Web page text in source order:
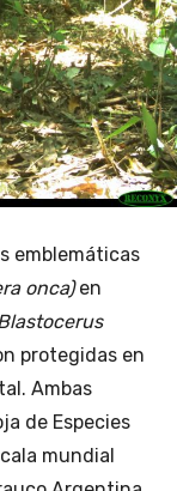
emblemáticas
onca)en
protegidas en
Ambas
de Especies
mundial